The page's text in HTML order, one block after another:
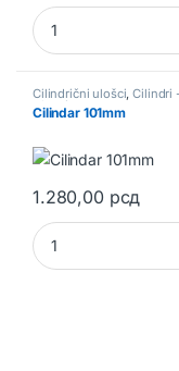
Cilindar 65mm
Cilindrični ulošci,Cilindri
- bravice
Cilindar 101mm
1.280,00 рсд
Cilindar 101mm